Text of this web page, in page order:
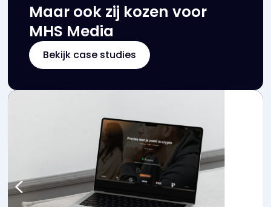
Maar ook zij kozen voor
MHS Media
Bekijk case studies